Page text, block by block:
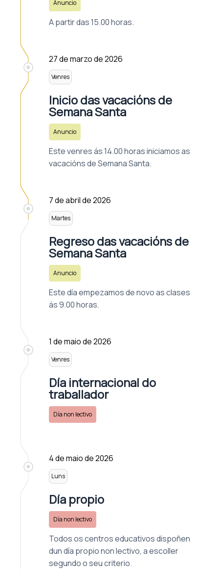
Anuncio
A partir das 15.00 horas.
27 de marzo de 2026
Venres
Inicio das vacacións de
Semana Santa
Anuncio
Este venres ás 14.00 horas iniciamos as
vacacións de Semana Santa.
7 de abril de 2026
Martes
Regreso das vacacións de
Semana Santa
Anuncio
Este día empezamos de novo as clases
ás 9.00 horas.
1 de maio de 2026
Venres
Día internacional do
traballador
Día non lectivo
4 de maio de 2026
Luns
Día propio
Día non lectivo
Todos os centros educativos dispoñen
dun día propio non lectivo, a escoller
segundo o seu criterio.